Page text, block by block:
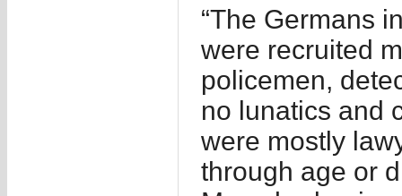
“The Germans
were recruited
policemen,
no lunatics and
were mostly
through age or